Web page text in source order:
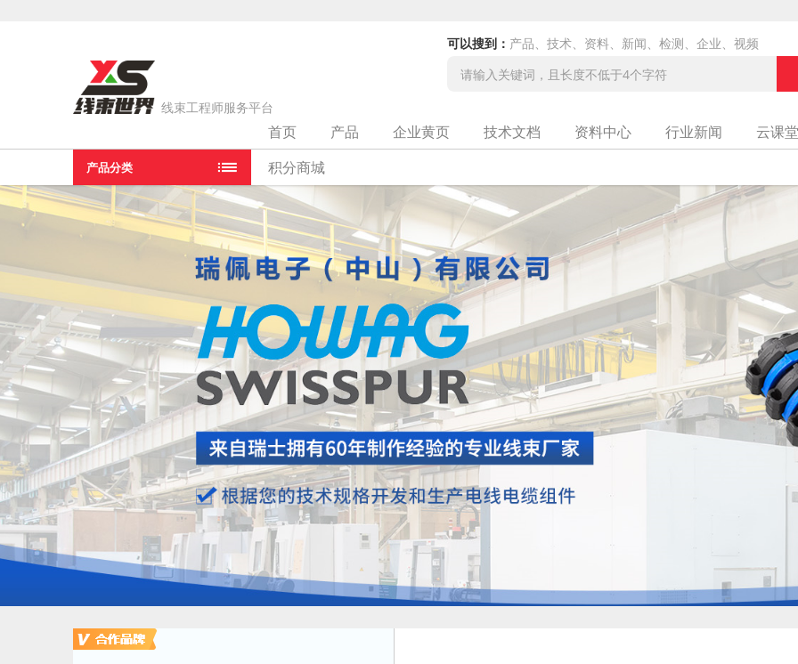
线束工程师服务平台
可以搜到： 产品、技术、资料、新闻、检测、企业、视频
产品分类
首页 产品 企业黄页 技术文档 资料中心 行业新闻
云课堂
积分商城
当前位置： 线束厂家 >瑞佩电子（中山）有限公司